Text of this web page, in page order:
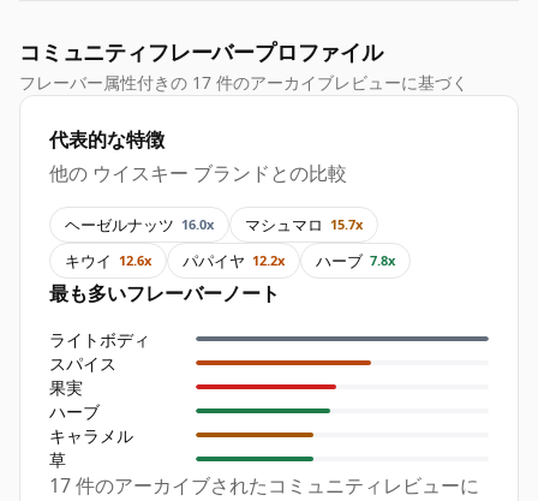
コミュニティフレーバープロファイル
フレーバー属性付きの 17 件のアーカイブレビューに基づく
代表的な特徴
他の ウイスキー ブランドとの比較
ヘーゼルナッツ 16.0x マシュマロ 15.7x
キウイ 12.6x パパイヤ 12.2x ハーブ 7.8x
最も多いフレーバーノート
ライトボディ
スパイス
果実
ハーブ
キャラメル
草
17 件のアーカイブされたコミュニティレビューに